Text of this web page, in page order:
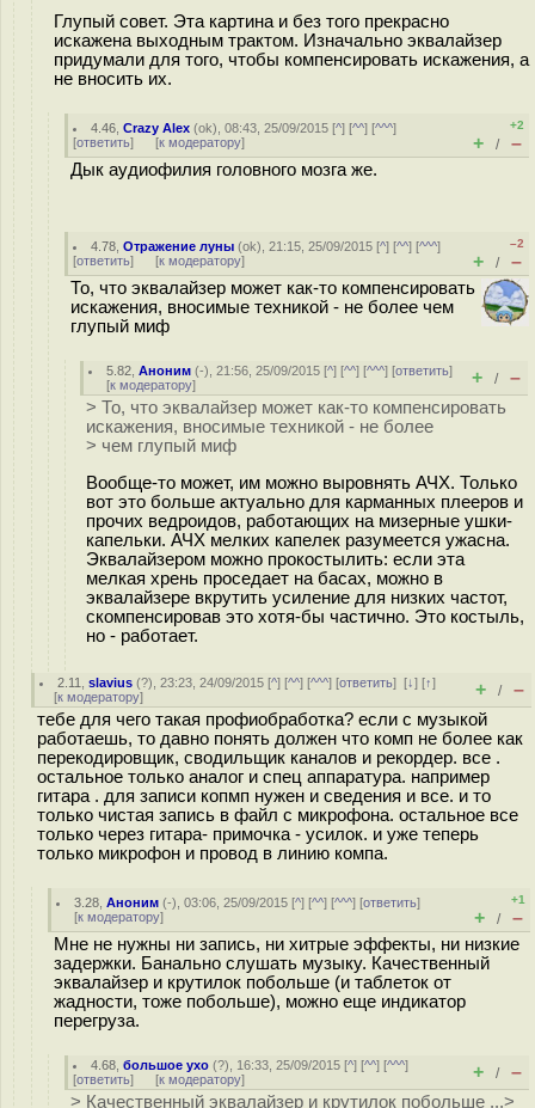
Глупый совет. Эта картина и без того прекрасно
искажена выходным трактом. Изначально эквалайзер
придумали для того, чтобы компенсировать искажения, а
не вносить их.
4.46 ,Crazy Alex (ok), 08:43, 25/09/2015 [^] [^^] [^^^]
[ответить] [к модератору]
+2
+ / –
Дык аудиофилия головного мозга же.
4.78 ,Отражение луны (ok), 21:15, 25/09/2015 [^] [^^] [^^^]
[ответить] [к модератору]
–2
+ / –
То, что эквалайзер может как-то компенсировать
искажения, вносимые техникой - не более чем
глупый миф
5.82 ,Аноним (-), 21:56, 25/09/2015 [^] [^^] [^^^] [ответить]
[к модератору] + / –
> То, что эквалайзер может как-то компенсировать
искажения, вносимые техникой - не более
> чем глупый миф
Вообще-то может, им можно выровнять АЧХ. Только
вот это больше актуально для карманных плееров и
прочих ведроидов, работающих на мизерные ушки-
капельки. АЧХ мелких капелек разумеется ужасна.
Эквалайзером можно прокостылить: если эта
мелкая хрень проседает на басах, можно в
эквалайзере вкрутить усиление для низких частот,
скомпенсировав это хотя-бы частично. Это костыль,
но - работает.
2.11 ,slavius (?), 23:23, 24/09/2015 [^] [^^] [^^^] [ответить][↓] [↑]
[к модератору] + / –
тебе для чего такая профиобработка? если с музыкой
работаешь, то давно понять должен что комп не более как
перекодировщик, сводильщик каналов и рекордер. все .
остальное только аналог и спец аппаратура. например
гитара . для записи копмп нужен и сведения и все. и то
только чистая запись в файл с микрофона. остальное все
только через гитара- примочка - усилок. и уже теперь
только микрофон и провод в линию компа.
3.28 ,Аноним (-), 03:06, 25/09/2015 [^] [^^] [^^^] [ответить]
[к модератору]
+1
+ / –
Мне не нужны ни запись, ни хитрые эффекты, ни низкие
задержки. Банально слушать музыку. Качественный
эквалайзер и крутилок побольше (и таблеток от
жадности, тоже побольше), можно еще индикатор
перегруза.
4.68 ,большое ухо (?), 16:33, 25/09/2015 [^] [^^] [^^^]
[ответить] [к модератору] + / –
> Качественный эквалайзер и крутилок побольше ...>